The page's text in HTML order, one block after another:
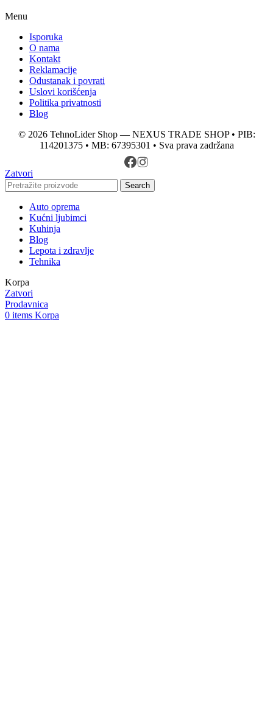
Menu
Isporuka
O nama
Kontakt
Reklamacije
Odustanak i povrati
Uslovi korišćenja
Politika privatnosti
Blog
© 2026 TehnoLider Shop — NEXUS TRADE SHOP • PIB:
114201375 • MB: 67395301 • Sva prava zadržana
Zatvori
Search
Auto oprema
Kućni ljubimci
Kuhinja
Blog
Lepota i zdravlje
Tehnika
Korpa
Zatvori
Prodavnica
0 items Korpa